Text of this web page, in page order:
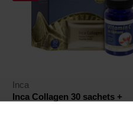
Inca
Inca Collagen 30 sachets +